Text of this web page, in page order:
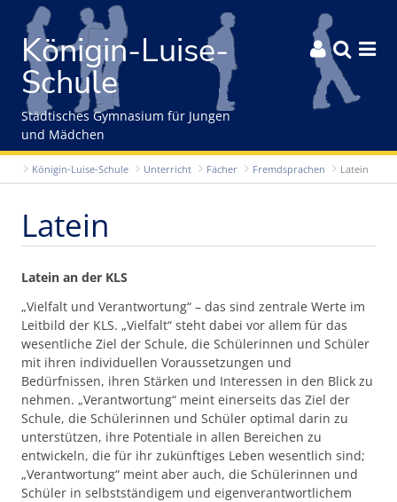
Gleich zum Inhalt der Seite springen
Königin-Luise-
Schule
  
Städtisches Gymnasium für Jungen
und Mädchen
Königin-Luise-Schule Unterricht Fächer Fremdsprachen Latein
Latein
Latein an der KLS
„Vielfalt und Verantwortung“ – das sind zentrale Werte im
Leitbild der KLS. „Vielfalt“ steht dabei vor allem für das
wesentliche Ziel der Schule, die Schülerinnen und Schüler
mit ihren individuellen Voraussetzungen und
Bedürfnissen, ihren Stärken und Interessen in den Blick zu
nehmen. „Verantwortung“ meint einerseits das Ziel der
Schule, die Schülerinnen und Schüler optimal darin zu
unterstützen, ihre Potentiale in allen Bereichen zu
entwickeln, die für ihr zukünftiges Leben wesentlich sind;
„Verantwortung“ meint aber auch, die Schülerinnen und
Schüler in selbstständigem und eigenverantwortlichem